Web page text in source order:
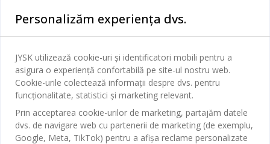
BANKSIA
BEJ/GRI
235MDL/ Buc
Livrare
Disponibil în magazin
KUGLEASK
PERNĂ KUGLEASK Ø40 BEJ
150MDL/ Buc
249 MDL/ Buc
Personalizăm experiența dvs.
JYSK utilizează cookie-uri și identificatori mobili pentru a
asigura o experiență confortabilă pe site-ul nostru web.
Cookie-urile colectează informații despre dvs. pentru
funcționalitate, statistici și marketing relevant.
Prin acceptarea cookie-urilor de marketing, partajăm datele
dvs. de navigare web cu partenerii de marketing (de exemplu,
Google, Meta, TikTok) pentru a afișa reclame personalizate